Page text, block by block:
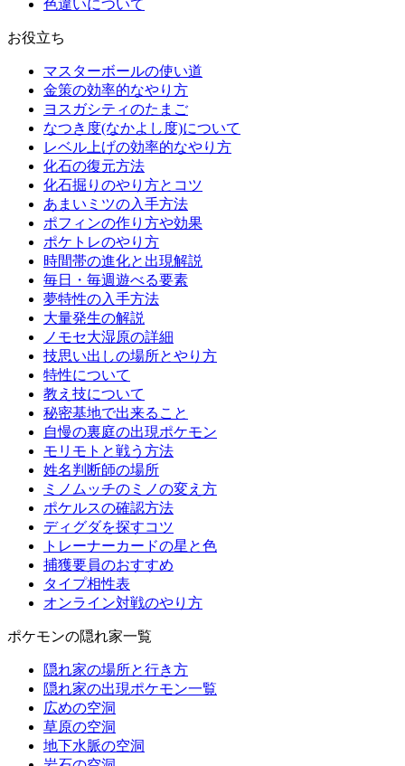
色違いについて
お役立ち
マスターボールの使い道
金策の効率的なやり方
ヨスガシティのたまご
なつき度(なかよし度)について
レベル上げの効率的なやり方
化石の復元方法
化石掘りのやり方とコツ
あまいミツの入手方法
ポフィンの作り方や効果
ポケトレのやり方
時間帯の進化と出現解説
毎日・毎週遊べる要素
夢特性の入手方法
大量発生の解説
ノモセ大湿原の詳細
技思い出しの場所とやり方
特性について
教え技について
秘密基地で出来ること
自慢の裏庭の出現ポケモン
モリモトと戦う方法
姓名判断師の場所
ミノムッチのミノの変え方
ポケルスの確認方法
ディグダを探すコツ
トレーナーカードの星と色
捕獲要員のおすすめ
タイプ相性表
オンライン対戦のやり方
ポケモンの隠れ家一覧
隠れ家の場所と行き方
隠れ家の出現ポケモン一覧
広めの空洞
草原の空洞
地下水脈の空洞